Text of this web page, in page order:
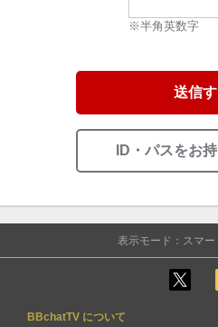
※半角英数字
送信
ID・パスをお
表示モード：スマー
BBchatTV について